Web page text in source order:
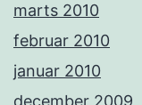
marts 2010
februar 2010
januar 2010
december 2009